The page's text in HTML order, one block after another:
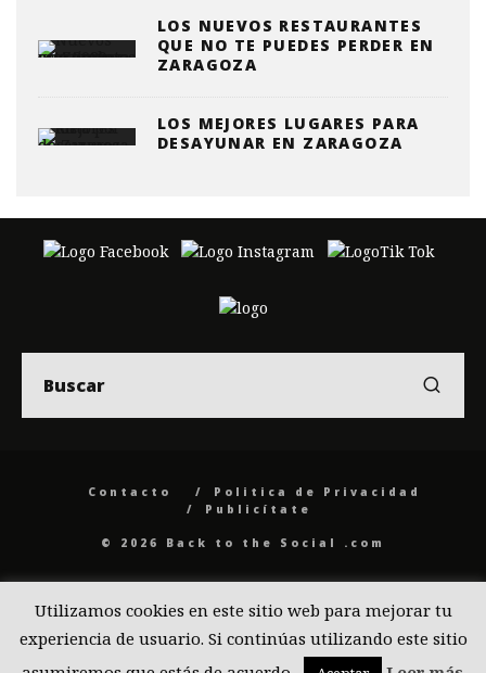
LOS NUEVOS RESTAURANTES
QUE NO TE PUEDES PERDER EN
ZARAGOZA
LOS MEJORES LUGARES PARA
DESAYUNAR EN ZARAGOZA
Contacto
Politica de Privacidad
Publicítate
© 2026 Back to the Social .com
Utilizamos cookies en este sitio web para mejorar tu
experiencia de usuario. Si continúas utilizando este sitio